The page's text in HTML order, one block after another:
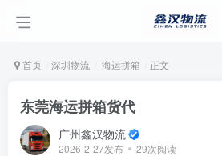
首页 深圳物流 海运拼箱 正文
东莞海运拼箱货代
广州鑫汉物流
2026-2-27发布 29次阅读